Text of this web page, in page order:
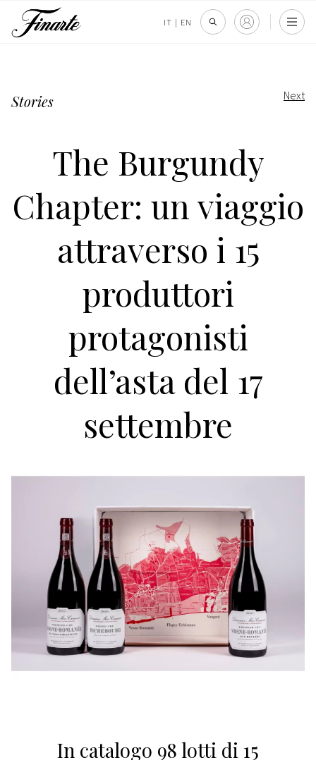
IT | EN
Stories Next
The Burgundy
Chapter: un viaggio
attraverso i 15
produttori
protagonisti
dell’asta del 17
settembre
In catalogo 98 lotti di 15